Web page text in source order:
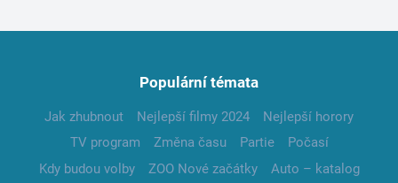
Populární témata
Jak zhubnout Nejlepší filmy 2024
Nejlepší horory
TV program
Změna času Partie
Počasí
Kdy budou volby
ZOO Nové začátky
Auto – katalog